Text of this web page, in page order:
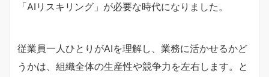
「AIリスキリング」が必要な時代になりました。
従業員一人ひとりがAIを理解し、業務に活かせるかど
うかは、組織全体の生産性や競争力を左右します。と